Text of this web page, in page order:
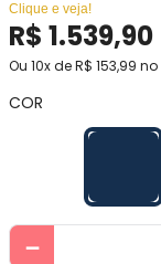
Clique e veja!
R$ 1.539,90
Ou 10x deR$ 153,99
COR
－